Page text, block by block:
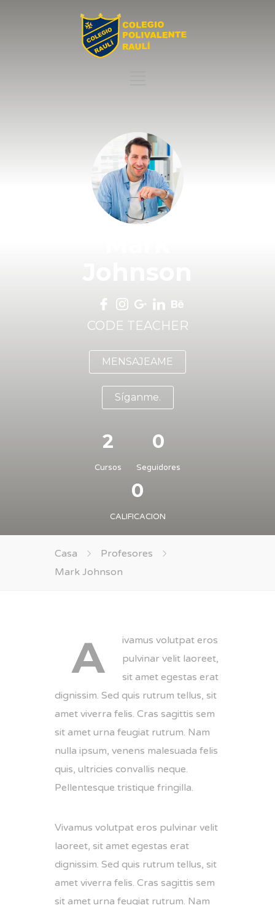
CODE TEACHER
MENSAJEAME
Síganme.
2
Cursos
0
Seguidores
0
CALIFICACION
Casa
Profesores
Mark Johnson
A
ivamus volutpat eros
pulvinar velit laoreet,
sit amet egestas erat
dignissim. Sed quis rutrum tellus, sit
amet viverra felis. Cras sagittis sem
sit amet urna feugiat rutrum. Nam
nulla ipsum, venens malesuada felis
quis, ultricies convallis neque.
Pellentesque tristique fringilla.
Vivamus volutpat eros pulvinar velit
laoreet, sit amet egestas erat
dignissim. Sed quis rutrum tellus, sit
amet viverra felis. Cras sagittis sem
sit amet urna feugiat rutrum. Nam